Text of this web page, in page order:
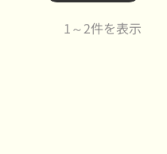
1～2件を表示